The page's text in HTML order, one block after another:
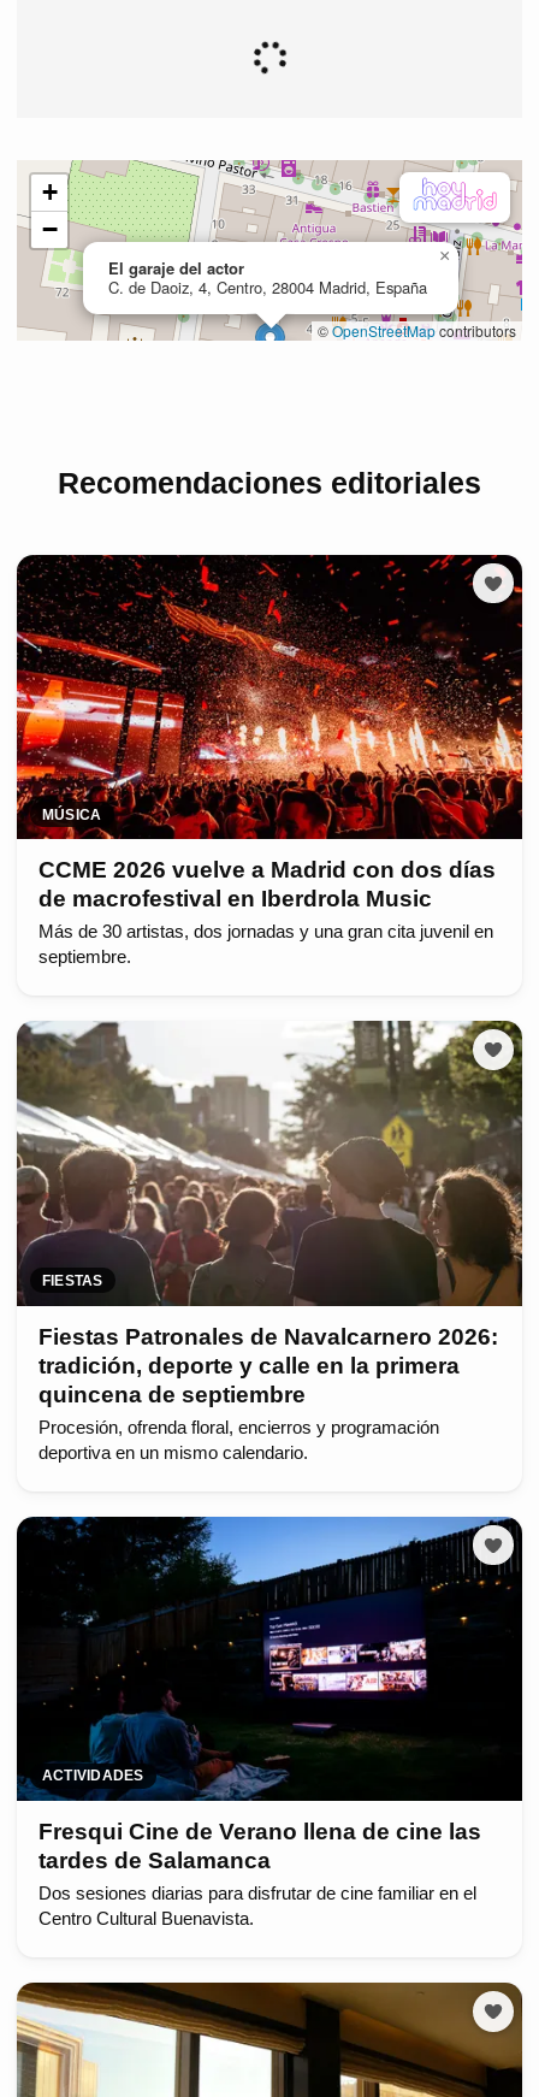
Recomendaciones editoriales
MÚSICA
CCME 2026 vuelve a Madrid con dos días
de macrofestival en Iberdrola Music
Más de 30 artistas, dos jornadas y una gran cita juvenil en
septiembre.
FIESTAS
Fiestas Patronales de Navalcarnero 2026:
tradición, deporte y calle en la primera
quincena de septiembre
Procesión, ofrenda floral, encierros y programación
deportiva en un mismo calendario.
ACTIVIDADES
Fresqui Cine de Verano llena de cine las
tardes de Salamanca
Dos sesiones diarias para disfrutar de cine familiar en el
Centro Cultural Buenavista.